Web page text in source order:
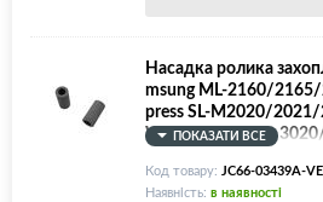
Насадка ролика
msung ML-2160/
press SL-M2020/
WC 3025/Phaser
w/JC66-03439A/
ПОКАЗАТИ ВСЕ
Код товару: JC66-03439A-VE
Наявність: в наявності